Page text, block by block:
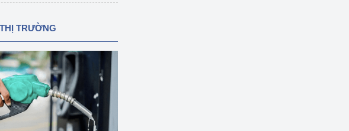
TRƯỜNG